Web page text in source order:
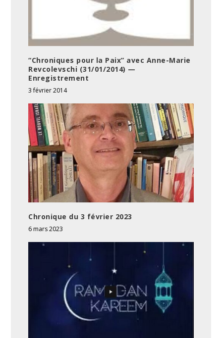
“Chroniques pour la Paix” avec Anne-Marie
Revcolevschi (31/01/2014) —
Enregistrement
3 février 2014
Chronique du 3 février 2023
6 mars 2023